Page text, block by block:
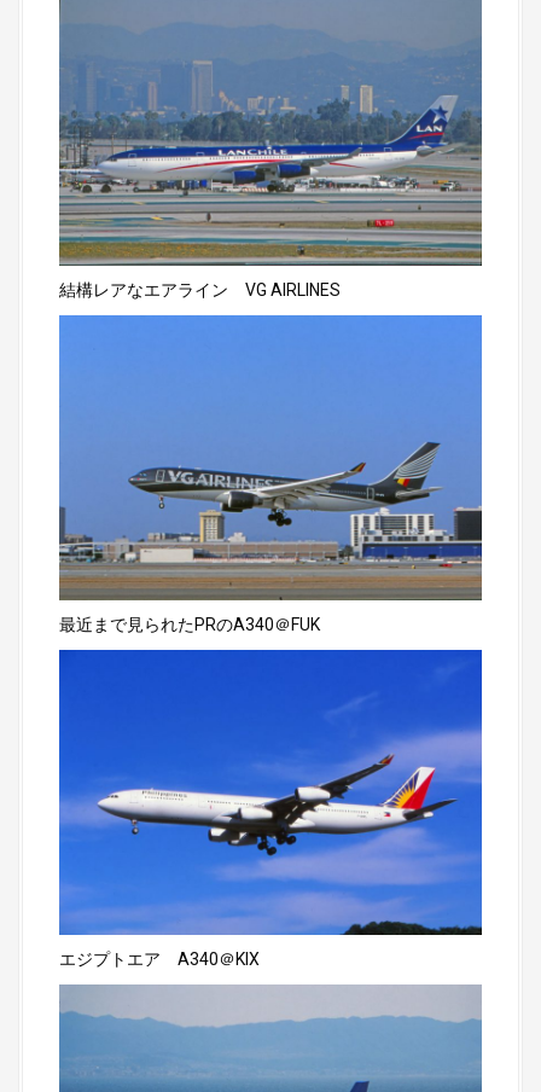
結構レアなエアライン VG AIRLINES
最近まで見られたPRのA340＠FUK
エジプトエア A340＠KIX